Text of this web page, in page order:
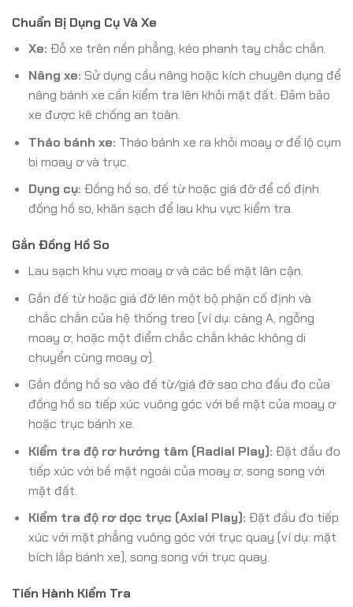
Chuẩn Bị Dụng Cụ Và Xe
Xe: Đỗ xe trên nền phẳng, kéo phanh tay chắc chắn.
Nâng xe: Sử dụng cầu nâng hoặc kích chuyên dụng để
nâng bánh xe cần kiểm tra lên khỏi mặt đất. Đảm bảo
xe được kê chống an toàn.
Tháo bánh xe: Tháo bánh xe ra khỏi moay ơ để lộ cụm
bi moay ơ và trục.
Dụng cụ: Đồng hồ so, đế từ hoặc giá đỡ để cố định
đồng hồ so, khăn sạch để lau khu vực kiểm tra.
Gắn Đồng Hồ So
Lau sạch khu vực moay ơ và các bề mặt lân cận.
Gắn đế từ hoặc giá đỡ lên một bộ phận cố định và
chắc chắn của hệ thống treo (ví dụ: càng A, ngỗng
moay ơ, hoặc một điểm chắc chắn khác không di
chuyển cùng moay ơ).
Gắn đồng hồ so vào đế từ/giá đỡ sao cho đầu đo của
đồng hồ so tiếp xúc vuông góc với bề mặt của moay ơ
hoặc trục bánh xe.
Kiểm tra độ rơ hướng tâm (Radial Play): Đặt đầu đo
tiếp xúc với bề mặt ngoài của moay ơ, song song với
mặt đất.
Kiểm tra độ rơ dọc trục (Axial Play): Đặt đầu đo tiếp
xúc với mặt phẳng vuông góc với trục quay (ví dụ: mặt
bích lắp bánh xe), song song với trục quay.
Tiến Hành Kiểm Tra